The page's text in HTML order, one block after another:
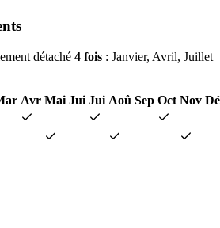
détaché 4 fois : Janvier, Avril, Juillet
Avr Mai Jui Jui Aoû Sep Oct Nov